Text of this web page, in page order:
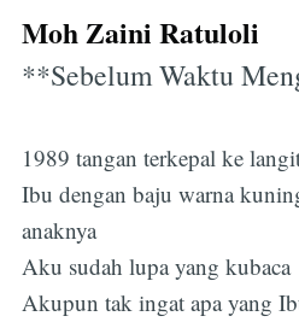
Moh Zaini Ratuloli
**Sebelum Waktu
1989 tangan terkepal ke
Ibu dengan baju warna
anaknya
Aku sudah lupa yang kubaca
Akupun tak ingat apa yang